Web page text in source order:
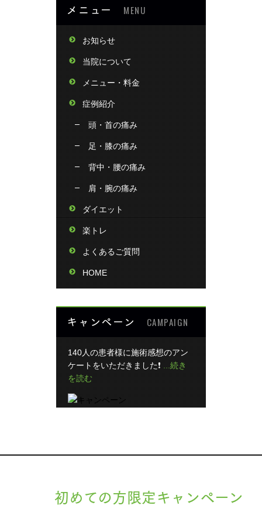
メニュー MENU
お知らせ
当院について
メニュー・料金
症例紹介
頭・首の痛み
足・膝の痛み
背中・腰の痛み
肩・腕の痛み
ダイエット
楽トレ
よくあるご質問
HOME
キャンペーン CAMPAIGN
140人の患者様に施術感想のアン
ケートをいただきました❗...続き
を読む
初めての方限定キャンペーン